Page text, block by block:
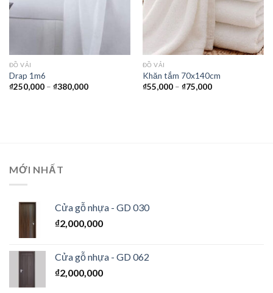
ĐỒ VẢI
Drap 1m6
₫250,000– ₫380,000
ĐỒ VẢI
Khăn tắm 70x140cm
₫55,000– ₫75,000
MỚI NHẤT
Cửa gỗ nhựa - GD 030
₫2,000,000
Cửa gỗ nhựa - GD 062
₫2,000,000